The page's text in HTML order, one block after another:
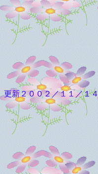
更新２００２／１１／１４